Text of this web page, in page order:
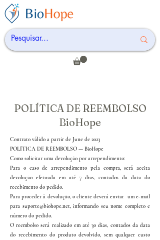
POLÍTICA DE REEMBOLSO
BioHope
Contrato válido a partir de June de 2023
POLÍTICA DE REEMBOLSO — BioHope
Como solicitar uma devolução por arrependimento:
Para o caso de arrependimento pela compra, será aceita
devolução efetuada em até 7 dias, contados da data do
recebimento do pedido.
Para proceder à devolução, o cliente deverá enviar um e-mail
para suporte@biohope.net, informando seu nome completo e
número do pedido.
O reembolso será realizado em até 30 dias, contados da data
do recebimento do produto devolvido, sem qualquer custo